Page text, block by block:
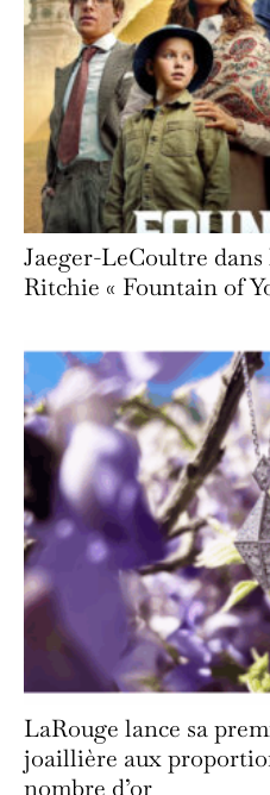
Jaeger-LeCoultre
Ritchie « Fountain of
LaRouge lance sa
joaillière aux
nombre d’or